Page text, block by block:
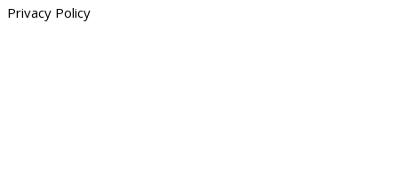
Privacy Policy